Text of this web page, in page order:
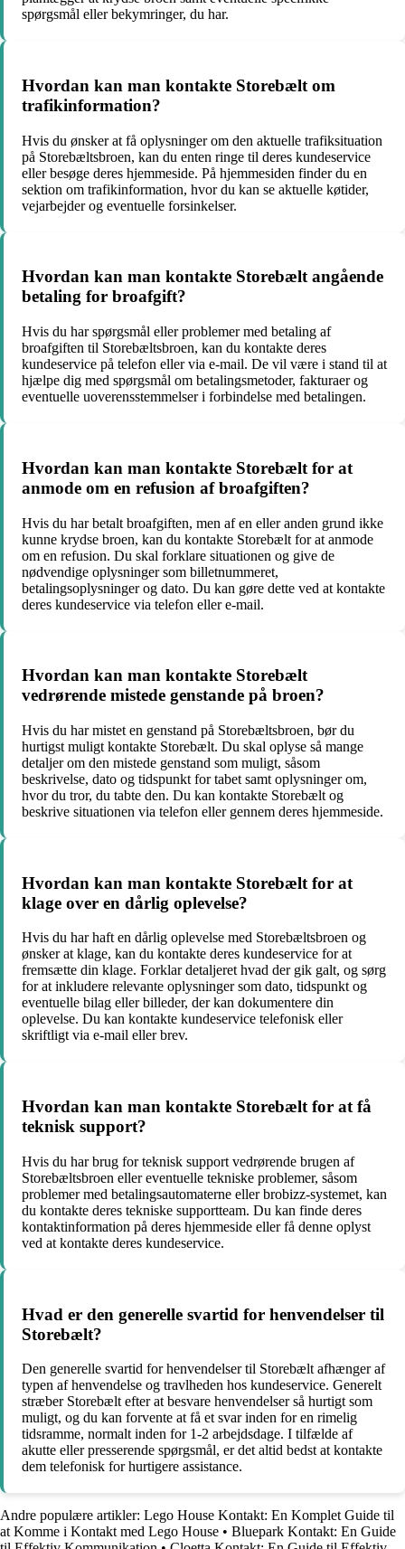
spørgsmål eller bekymringer, du har.
Hvordan kan man kontakte Storebælt om
trafikinformation?
Hvis du ønsker at få oplysninger om den aktuelle trafiksituation
på Storebæltsbroen, kan du enten ringe til deres kundeservice
eller besøge deres hjemmeside. På hjemmesiden finder du en
sektion om trafikinformation, hvor du kan se aktuelle køtider,
vejarbejder og eventuelle forsinkelser.
Hvordan kan man kontakte Storebælt angående
betaling for broafgift?
Hvis du har spørgsmål eller problemer med betaling af
broafgiften til Storebæltsbroen, kan du kontakte deres
kundeservice på telefon eller via e-mail. De vil være i stand til at
hjælpe dig med spørgsmål om betalingsmetoder, fakturaer og
eventuelle uoverensstemmelser i forbindelse med betalingen.
Hvordan kan man kontakte Storebælt for at
anmode om en refusion af broafgiften?
Hvis du har betalt broafgiften, men af en eller anden grund ikke
kunne krydse broen, kan du kontakte Storebælt for at anmode
om en refusion. Du skal forklare situationen og give de
nødvendige oplysninger som billetnummeret,
betalingsoplysninger og dato. Du kan gøre dette ved at kontakte
deres kundeservice via telefon eller e-mail.
Hvordan kan man kontakte Storebælt
vedrørende mistede genstande på broen?
Hvis du har mistet en genstand på Storebæltsbroen, bør du
hurtigst muligt kontakte Storebælt. Du skal oplyse så mange
detaljer om den mistede genstand som muligt, såsom
beskrivelse, dato og tidspunkt for tabet samt oplysninger om,
hvor du tror, du tabte den. Du kan kontakte Storebælt og
beskrive situationen via telefon eller gennem deres hjemmeside.
Hvordan kan man kontakte Storebælt for at
klage over en dårlig oplevelse?
Hvis du har haft en dårlig oplevelse med Storebæltsbroen og
ønsker at klage, kan du kontakte deres kundeservice for at
fremsætte din klage. Forklar detaljeret hvad der gik galt, og sørg
for at inkludere relevante oplysninger som dato, tidspunkt og
eventuelle bilag eller billeder, der kan dokumentere din
oplevelse. Du kan kontakte kundeservice telefonisk eller
skriftligt via e-mail eller brev.
Hvordan kan man kontakte Storebælt for at få
teknisk support?
Hvis du har brug for teknisk support vedrørende brugen af
Storebæltsbroen eller eventuelle tekniske problemer, såsom
problemer med betalingsautomaterne eller brobizz-systemet, kan
du kontakte deres tekniske supportteam. Du kan finde deres
kontaktinformation på deres hjemmeside eller få denne oplyst
ved at kontakte deres kundeservice.
Hvad er den generelle svartid for henvendelser til
Storebælt?
Den generelle svartid for henvendelser til Storebælt afhænger af
typen af henvendelse og travlheden hos kundeservice. Generelt
stræber Storebælt efter at besvare henvendelser så hurtigt som
muligt, og du kan forvente at få et svar inden for en rimelig
tidsramme, normalt inden for 1-2 arbejdsdage. I tilfælde af
akutte eller presserende spørgsmål, er det altid bedst at kontakte
dem telefonisk for hurtigere assistance.
Andre populære artikler: Lego House Kontakt: En Komplet Guide til
at Komme i Kontakt med Lego House • Bluepark Kontakt: En Guide